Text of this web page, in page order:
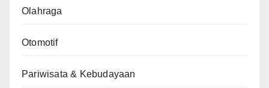
Olahraga
Otomotif
Pariwisata & Kebudayaan